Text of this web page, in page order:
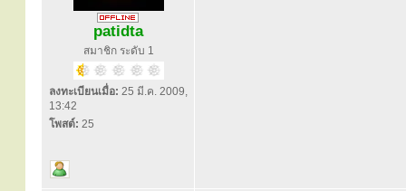
patidta
สมาชิก ระดับ 1
ลงทะเบียนเมื่อ: 25 มี.ค. 2009,
13:42
โพสต์: 25